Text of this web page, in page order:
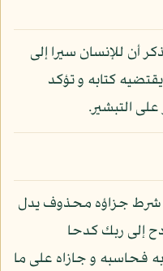
أن للإنسان سيرا إلى
كتابه و تؤكد
على التبشير.
شرط جزاؤه محذوف يدل
إلى ربك كدحا
فحاسبه و جازاه على ما